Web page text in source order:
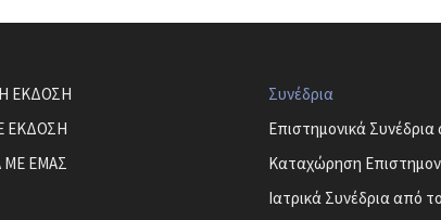
ΕΚΔΟΣΗ
ΕΚΔΟΣΗ
ΜΕ ΕΜΑΣ
Συνέδρια
Επιστημονικά
Καταχώρηση
Ιατρικά Συνέδρια από